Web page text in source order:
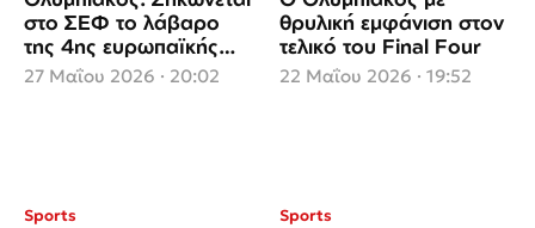
στο ΣΕΦ το λάβαρο
της 4ης ευρωπαϊκής
κούπας
27 Μαΐου 2026 · 20:02
θρυλική εμφάνιση στον
τελικό του Final Four
22 Μαΐου 2026 · 19:52
Sports Sports